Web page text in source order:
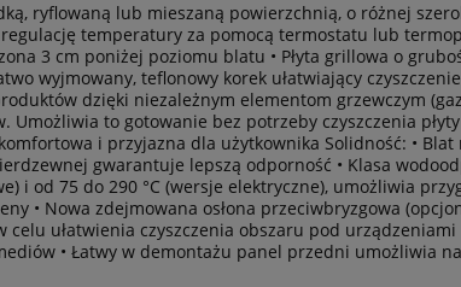
ryflowaną lub mieszaną powierzchnią, o różnej
temperatury za pomocą termostatu lub
3 cm poniżej poziomu blatu • Płyta grillowa o
wyjmowany, teflonowy korek ułatwiający
dzięki niezależnym elementom grzewczym
to gotowanie bez potrzeby czyszczenia
i przyjazna dla użytkownika Solidność: • Blat
gwarantuje lepszą odporność • Klasa
i od 75 do 290 °C (wersje elektryczne), umożliwia
• Nowa zdejmowana osłona przeciwbryzgowa
ułatwienia czyszczenia obszaru pod
• Łatwy w demontażu panel przedni umożliwia